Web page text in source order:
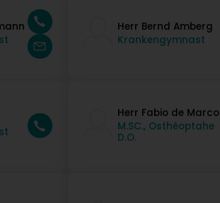
Herr Bernd Amberg
Krankengymnast
Herr Fabio de Marco
M.SC., Osthéoptahe
D.O.